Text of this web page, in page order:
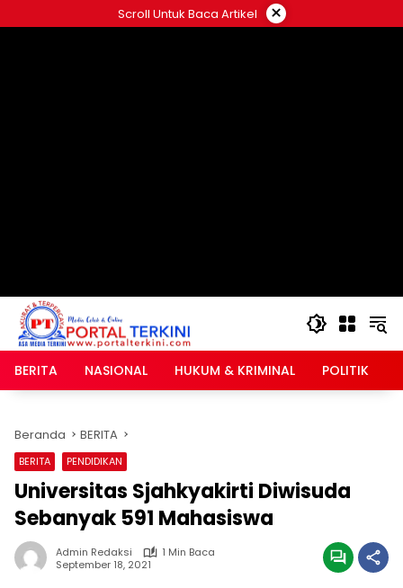
ke
Scroll Untuk Baca Artikel ×
BERITA NASIONAL HUKUM & KRIMINAL POLITIK
Beranda BERITA
BERITA PENDIDIKAN
Universitas Sjahkyakirti Diwisuda
Sebanyak 591 Mahasiswa
Admin Redaksi
1 Min Baca
September 18, 2021